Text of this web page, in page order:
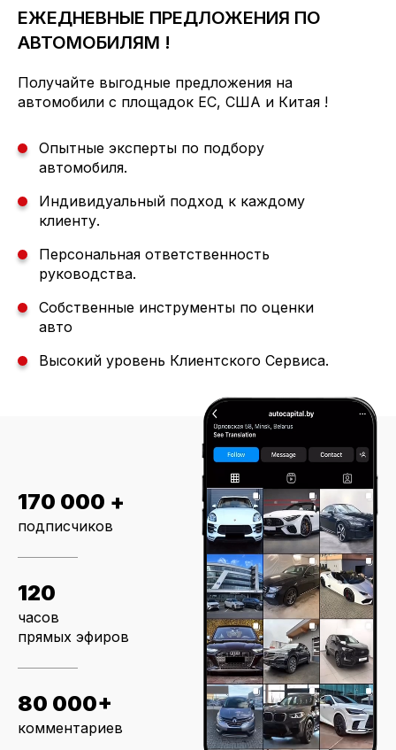
ЕЖЕДНЕВНЫЕ ПРЕДЛОЖЕНИЯ ПО
АВТОМОБИЛЯМ !
Получайте выгодные предложения на
автомобили с площадок ЕС, США и Китая !
Опытные эксперты по подбору
автомобиля.
Индивидуальный подход к каждому
клиенту.
Персональная ответственность
руководства.
Собственные инструменты по оценки
авто
Высокий уровень Клиентского Сервиса.
170 000 +
подписчиков
120
часов
прямых эфиров
80 000+
комментариев